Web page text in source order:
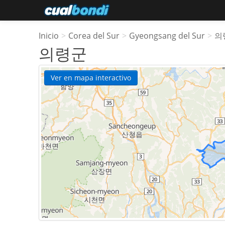
Inicio > Corea del Sur > Gyeongsang del Sur > 의
의령군
Ver en mapa interactivo